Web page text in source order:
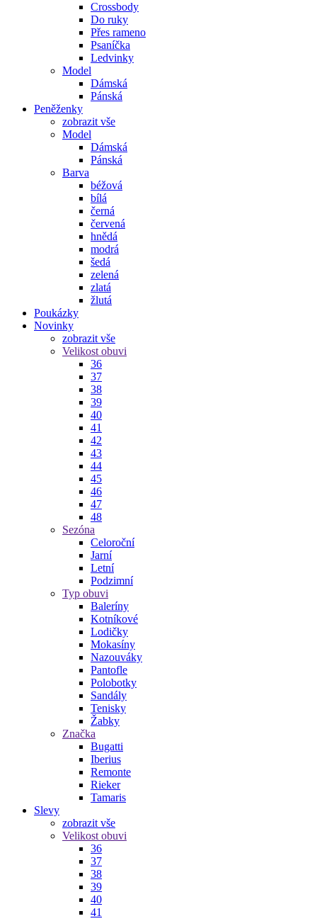
Crossbody
Do ruky
Přes rameno
Psaníčka
Ledvinky
Model
Dámská
Pánská
Peněženky
zobrazit vše
Model
Dámská
Pánská
Barva
béžová
bílá
černá
červená
hnědá
modrá
šedá
zelená
zlatá
žlutá
Poukázky
Novinky
zobrazit vše
Velikost obuvi
36
37
38
39
40
41
42
43
44
45
46
47
48
Sezóna
Celoroční
Jarní
Letní
Podzimní
Typ obuvi
Baleríny
Kotníkové
Lodičky
Mokasíny
Nazouváky
Pantofle
Polobotky
Sandály
Tenisky
Žabky
Značka
Bugatti
Iberius
Remonte
Rieker
Tamaris
Slevy
zobrazit vše
Velikost obuvi
36
37
38
39
40
41